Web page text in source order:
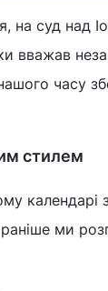
на суд над
вважав
часу
стилем
календарі
раніше ми